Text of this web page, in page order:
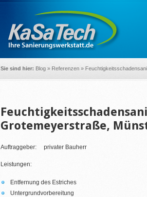
Sie sind hier: Blog » Referenzen »
Grotemeyerstraße,
Auftraggeber: privater Bauherr
Leistungen:
Entfernung des Estriches
Untergrundvorbereitung